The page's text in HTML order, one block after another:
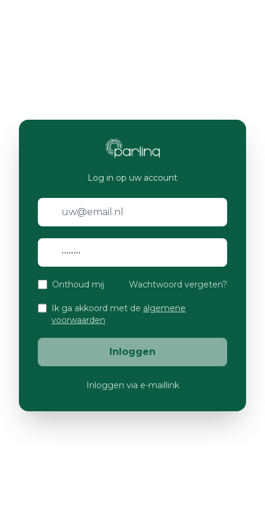
Log in op uw account
Onthoud mij Wachtwoord vergeten?
Ik ga akkoord met de algemene
voorwaarden
Inloggen
Inloggen via e-maillink